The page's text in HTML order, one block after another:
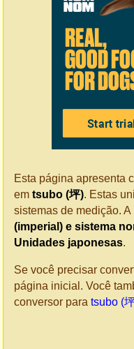
Esta página apresenta
em tsubo (坪). Estas
sistemas de medição.
(imperial) e sistema
Unidades japonesas.
Se você precisar
página inicial. Você
conversor para tsubo (